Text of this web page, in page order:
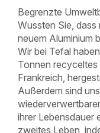
Begrenzte
Wussten Sie, dass
neuem Aluminium
Wir bei Tefal
Tonnen recyceltes
Frankreich,
Außerdem sind
ihrer Lebensdauer
zweites Leben,